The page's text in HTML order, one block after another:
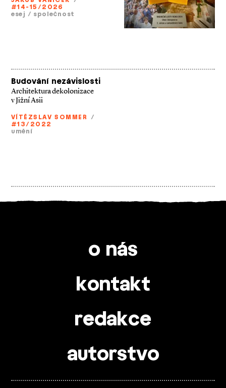
#14-15/2026
esej / společnost
Budování nezávislosti
Architektura dekolonizace
v Jižní Asii
VÍTĚZSLAV SOMMER /
#13/2022
umění
o nás
kontakt
redakce
autorstvo